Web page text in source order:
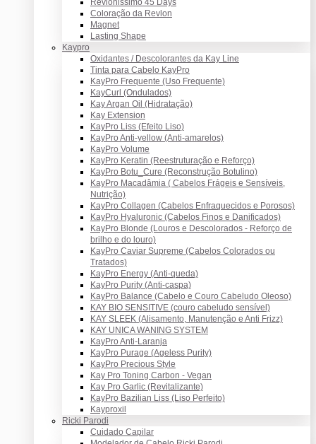
Coloração da Revlon
Magnet
Lasting Shape
Kaypro
Oxidantes / Descolorantes da Kay Line
Tinta para Cabelo KayPro
KayPro Frequente (Uso Frequente)
KayCurl (Ondulados)
Kay Argan Oil (Hidratação)
Kay Extension
KayPro Liss (Efeito Liso)
KayPro Anti-yellow (Anti-amarelos)
KayPro Volume
KayPro Keratin (Reestruturação e Reforço)
KayPro Botu_Cure (Reconstrução Botulino)
KayPro Macadâmia ( Cabelos Frágeis e Sensíveis,
Nutrição)
KayPro Collagen (Cabelos Enfraquecidos e Porosos)
KayPro Hyaluronic (Cabelos Finos e Danificados)
KayPro Blonde (Louros e Descolorados - Reforço de
brilho e do louro)
KayPro Caviar Supreme (Cabelos Colorados ou
Tratados)
KayPro Energy (Anti-queda)
KayPro Purity (Anti-caspa)
KayPro Balance (Cabelo e Couro Cabeludo Oleoso)
KAY BIO SENSITIVE (couro cabeludo sensível)
KAY SLEEK (Alisamento, Manutenção e Anti Frizz)
KAY UNICA WANING SYSTEM
KayPro Anti-Laranja
KayPro Purage (Ageless Purity)
KayPro Precious Style
Kay Pro Toning Carbon - Vegan
Kay Pro Garlic (Revitalizante)
KayPro Bazilian Liss (Liso Perfeito)
Kayproxil
Ricki Parodi
Cuidado Capilar